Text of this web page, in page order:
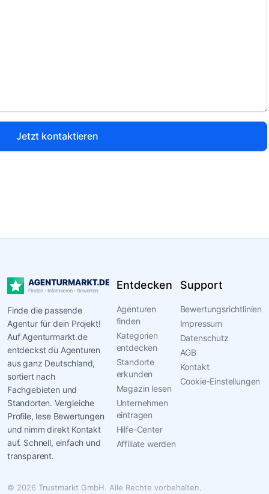
Jetzt kontaktieren
Finde die passende
Agentur für dein Projekt!
Auf Agenturmarkt.de
entdeckst du Agenturen
aus ganz Deutschland,
sortiert nach
Fachgebieten und
Standorten. Vergleiche
Profile, lese Bewertungen
und nimm direkt Kontakt
auf. Schnell, einfach und
transparent.
Entdecken
Agenturen
finden
Kategorien
entdecken
Standorte
erkunden
Magazin lesen
Unternehmen
eintragen
Hilfe-Center
Affiliate werden
Support
Bewertungsrichtlinien
Impressum
Datenschutz
AGB
Kontakt
Cookie-Einstellungen
© 2026 Trustmarkt GmbH. Alle Rechte vorbehalten.